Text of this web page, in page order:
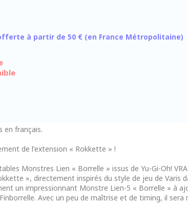
à partir de 50 € (en France Métropolitaine)
en français.
de l’extension « Rokkette » !
Monstres Lien « Borrelle » issus de Yu-Gi-Oh!
», directement inspirés du style de jeu de Varis
un impressionnant Monstre Lien-5 « Borrelle » à
Avec un peu de maîtrise et de timing, il